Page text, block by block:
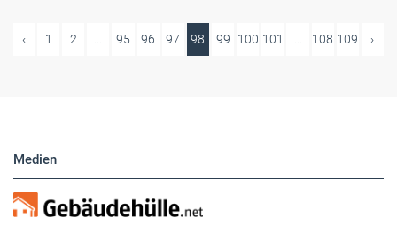
‹ 1 2 ... 95 96 97 98 99 100 101 ... 108 109 ›
Medien